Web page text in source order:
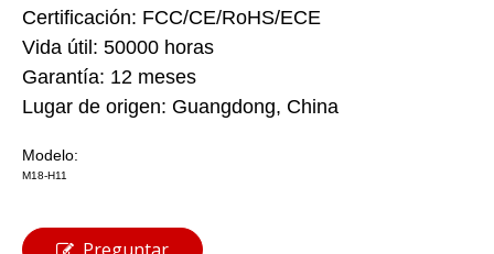
Certificación: FCC/CE/RoHS/ECE
Vida útil: 50000 horas
Garantía: 12 meses
Lugar de origen: Guangdong, China
Modelo:
M18-H11